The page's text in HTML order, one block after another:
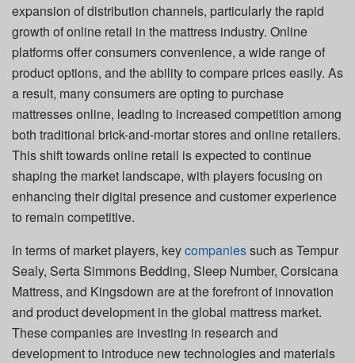
expansion of distribution channels, particularly the rapid
growth of online retail in the mattress industry. Online
platforms offer consumers convenience, a wide range of
product options, and the ability to compare prices easily. As
a result, many consumers are opting to purchase
mattresses online, leading to increased competition among
both traditional brick-and-mortar stores and online retailers.
This shift towards online retail is expected to continue
shaping the market landscape, with players focusing on
enhancing their digital presence and customer experience
to remain competitive.
In terms of market players, keycompaniessuch as Tempur
Sealy, Serta Simmons Bedding, Sleep Number, Corsicana
Mattress, and Kingsdown are at the forefront of innovation
and product development in the global mattress market.
These companies are investing in research and
development to introduce new technologies and materials